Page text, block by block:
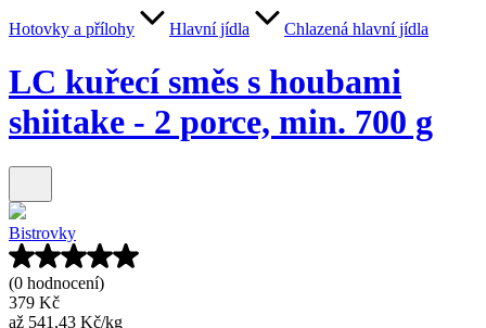
Hotovky a přílohy Hlavní jídla Chlazená hlavní jídla
LC kuřecí směs s houbami
shiitake - 2 porce, min. 700 g
Bistrovky
(0 hodnocení)
379 Kč
až 541,43 Kč/kg